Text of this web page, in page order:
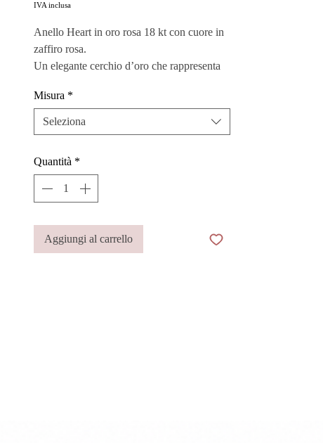
IVA inclusa
Anello Heart in oro rosa 18 kt con cuore in
zaffiro rosa.
Un elegante cerchio d’oro che rappresenta
seconda di come viene indossato.
Personalizzabile e possibile da ordinare
misura.
Vuoi custodire al meglio i tuoi gioielli?
Acquista i nostri
anche come buste regalo!
Questo prodotto è realizzato a mano in
Italia dai migliori artigiani.
Misura *
Seleziona
Quantità *
Aggiungi al carrello